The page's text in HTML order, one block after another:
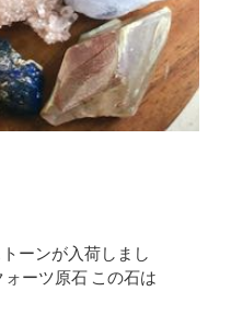
ーンが入荷しまし
ーツ原石 この石は